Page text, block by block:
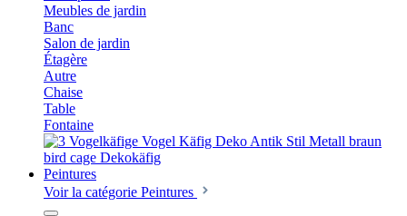
Meubles de jardin
Banc
Salon de jardin
Étagère
Autre
Chaise
Table
Fontaine
Peintures
Voir la catégorie Peintures